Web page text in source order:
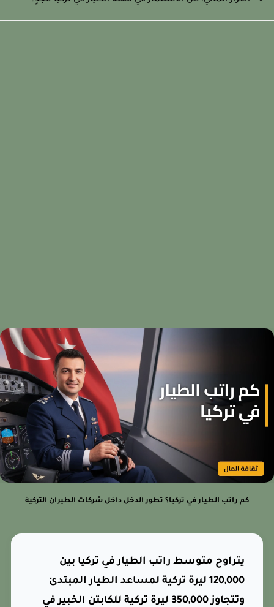
كم راتب الطيار في تركيا؟ تطور الدخل داخل شركات الطيران التركية
يتراوح متوسط راتب الطيار في تركيا بين
120,000 ليرة تركية لمساعد الطيار المبتدئ
وتتجاوز 350,000 ليرة تركية للكابتن الخبير في